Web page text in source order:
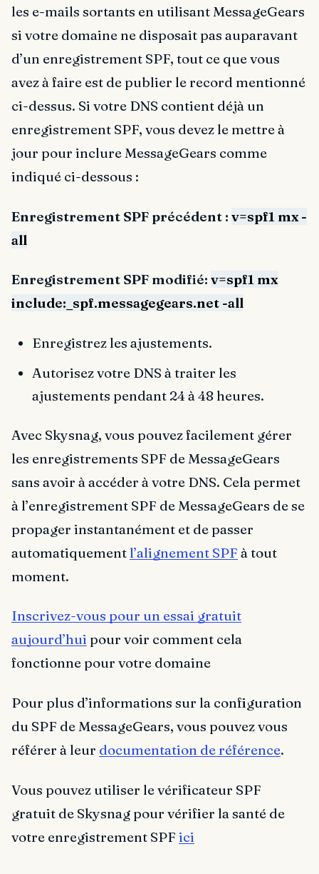
les e-mails sortants en utilisant MessageGears
si votre domaine ne disposait pas auparavant
d’un enregistrement SPF, tout ce que vous
avez à faire est de publier le record mentionné
ci-dessus. Si votre DNS contient déjà un
enregistrement SPF, vous devez le mettre à
jour pour inclure MessageGears comme
indiqué ci-dessous :
Enregistrement SPF précédent : v=spf1 mx -
all
Enregistrement SPF modifié: v=spf1 mx
include:_spf.messagegears.net -all
Enregistrez les ajustements.
Autorisez votre DNS à traiter les
ajustements pendant 24 à 48 heures.
Avec Skysnag, vous pouvez facilement gérer
les enregistrements SPF de MessageGears
sans avoir à accéder à votre DNS. Cela permet
à l’enregistrement SPF de MessageGears de se
propager instantanément et de passer
automatiquement l’alignement SPF à tout
moment.
Inscrivez-vous pour un essai gratuit
aujourd’hui pour voir comment cela
fonctionne pour votre domaine
Pour plus d’informations sur la configuration
du SPF de MessageGears, vous pouvez vous
référer à leur documentation de référence.
Vous pouvez utiliser le vérificateur SPF
gratuit de Skysnag pour vérifier la santé de
votre enregistrement SPF ici